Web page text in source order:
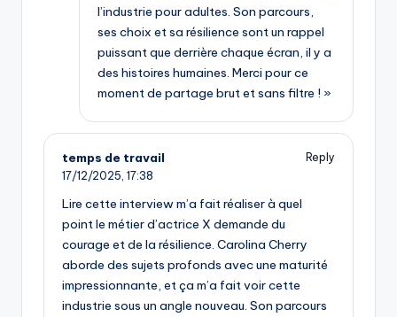
l’industrie pour adultes. Son parcours,
ses choix et sa résilience sont un rappel
puissant que derrière chaque écran, il y a
des histoires humaines. Merci pour ce
moment de partage brut et sans filtre ! »
temps de travail
Reply
17/12/2025, 17:38
Lire cette interview m’a fait réaliser à quel
point le métier d’actrice X demande du
courage et de la résilience. Carolina Cherry
aborde des sujets profonds avec une maturité
impressionnante, et ça m’a fait voir cette
industrie sous un angle nouveau. Son parcours